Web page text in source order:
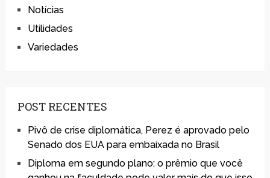
Notícias
Utilidades
Variedades
POST RECENTES
Pivô de crise diplomática, Perez é aprovado pelo
Senado dos EUA para embaixada no Brasil
Diploma em segundo plano: o prêmio que você